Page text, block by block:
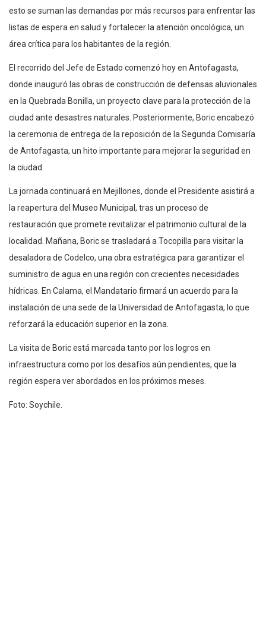
esto se suman las demandas por más recursos para enfrentar las
listas de espera en salud y fortalecer la atención oncológica, un
área crítica para los habitantes de la región.
El recorrido del Jefe de Estado comenzó hoy en Antofagasta,
donde inauguró las obras de construcción de defensas aluvionales
en la Quebrada Bonilla, un proyecto clave para la protección de la
ciudad ante desastres naturales. Posteriormente, Boric encabezó
la ceremonia de entrega de la reposición de la Segunda Comisaría
de Antofagasta, un hito importante para mejorar la seguridad en
la ciudad.
La jornada continuará en Mejillones, donde el Presidente asistirá a
la reapertura del Museo Municipal, tras un proceso de
restauración que promete revitalizar el patrimonio cultural de la
localidad. Mañana, Boric se trasladará a Tocopilla para visitar la
desaladora de Codelco, una obra estratégica para garantizar el
suministro de agua en una región con crecientes necesidades
hídricas. En Calama, el Mandatario firmará un acuerdo para la
instalación de una sede de la Universidad de Antofagasta, lo que
reforzará la educación superior en la zona.
La visita de Boric está marcada tanto por los logros en
infraestructura como por los desafíos aún pendientes, que la
región espera ver abordados en los próximos meses.
Foto: Soychile.